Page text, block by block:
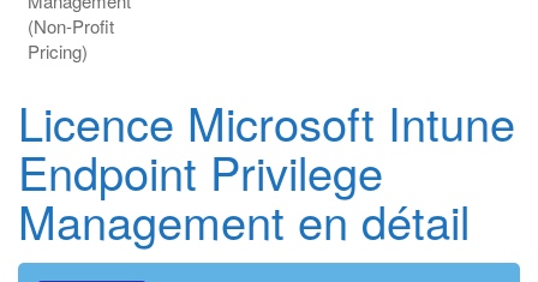
(Non-Profit
Pricing)
Licence Microsoft Intune
Endpoint Privilege
Management en détail